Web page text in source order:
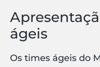
ágeis
Os times ágeis do